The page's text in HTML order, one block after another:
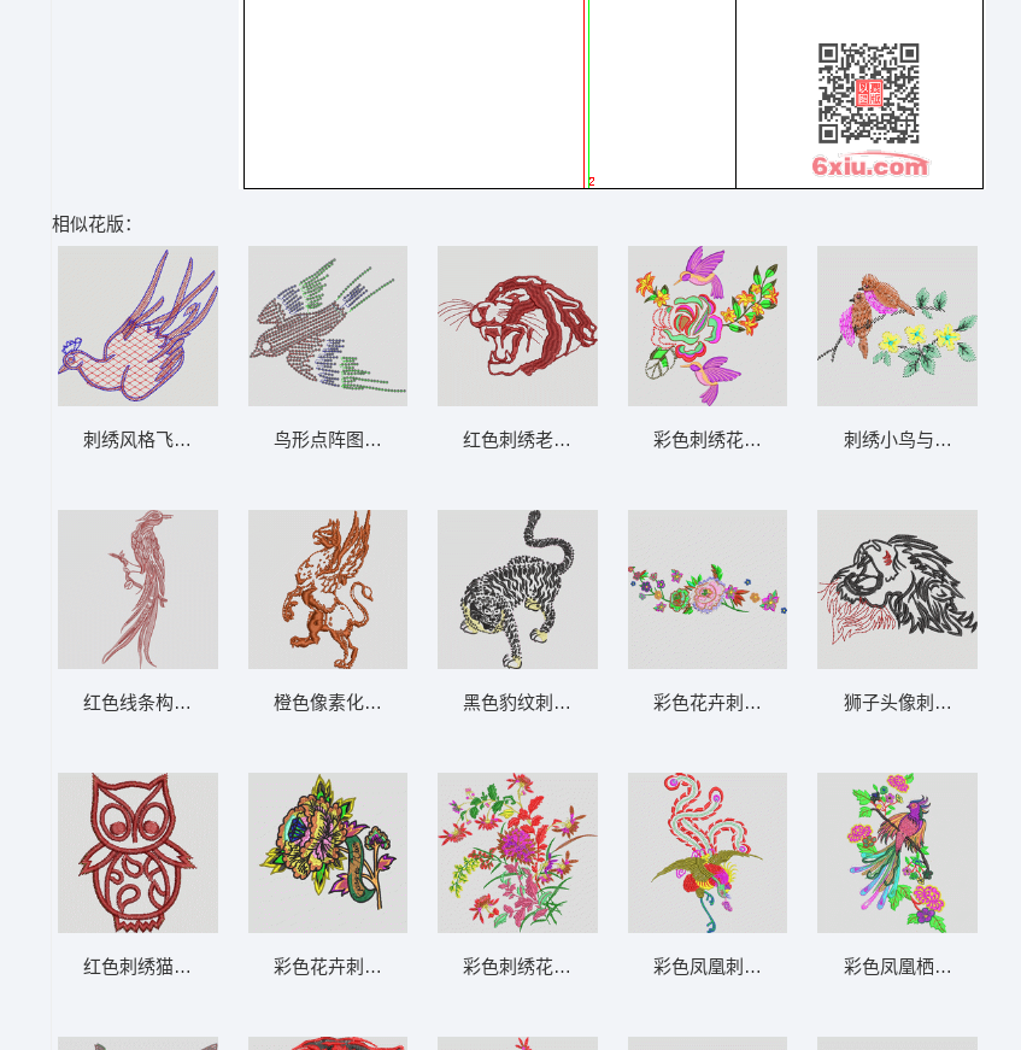
相似花版：
刺绣风格飞鸟图案 鸟
红色线条构成的鸟形图案 鸟
红色刺绣猫头鹰图案 猫头鹰
鸟形点阵图示 鸟
橙色像素化狮鹫图案 豹
彩色花卉刺绣图案 靓花
红色刺绣老虎头像 老虎
黑色豹纹刺绣图案 老虎
彩色刺绣花卉图案 靓花
彩色刺绣花鸟图案 靓花 鸟
彩色花卉刺绣图案 靓花
彩色凤凰刺绣图案 凤凰
刺绣小鸟与花朵图案 鸟
狮子头像刺绣设计 狮子
彩色凤凰栖枝图 孔雀